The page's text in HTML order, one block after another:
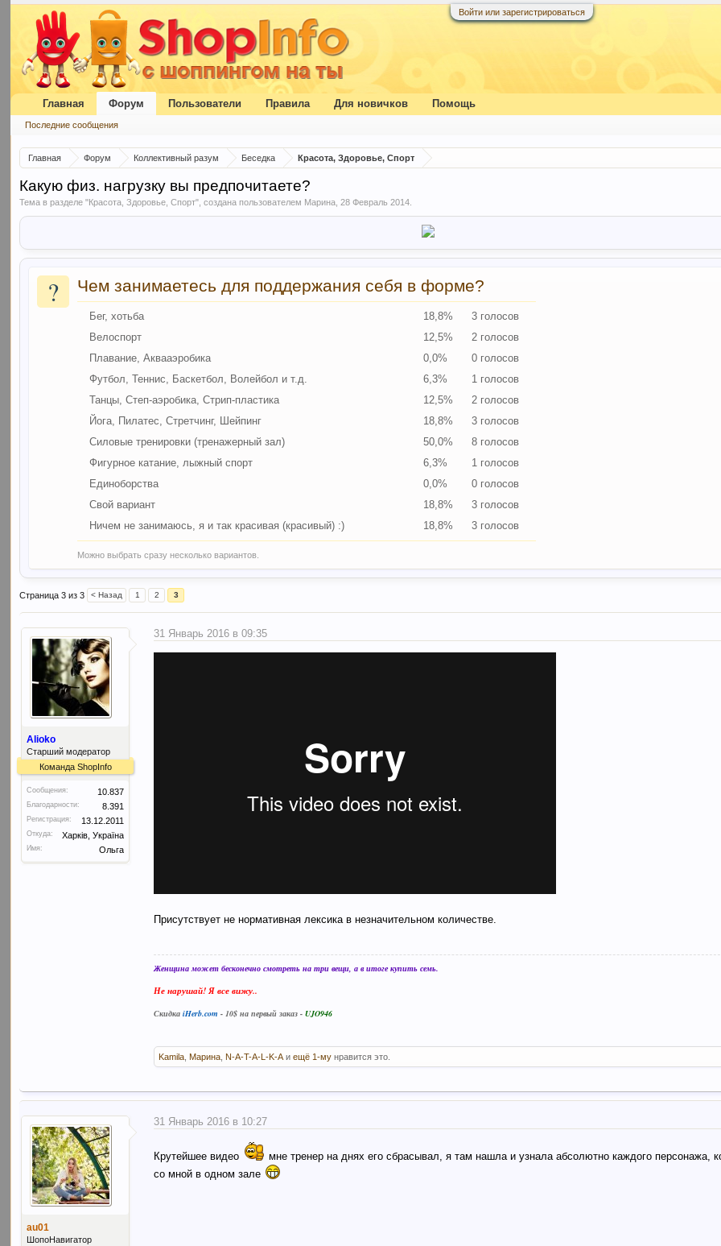
Войти или зарегистрироваться
Главная Форум Коллективный разум Беседка Красота, Здоровье, Спорт
Какую физ. нагрузку вы предпочитаете?
Тема в разделе "Красота, Здоровье, Спорт", создана пользователем Марина ,28 Февраль 2014
? Чем занимаетесь для поддержания себя в форме?
Бег, хотьба 18,8%
3 голосов
Велоспорт
12,5%
2 голосов
Плавание, Аквааэробика
0,0%
0 голосов
Футбол, Теннис, Баскетбол, Волейбол и т.д.
6,3%
1 голосов
Танцы, Степ-аэробика, Стрип-пластика
12,5%
2 голосов
Йога, Пилатес, Стретчинг, Шейпинг
18,8%
3 голосов
Силовые тренировки (тренажерный зал)
50,0%
8 голосов
Фигурное катание, лыжный спорт
6,3%
1 голосов
Единоборства
0,0%
0 голосов
Свой вариант
18,8%
3 голосов
Ничем не занимаюсь, я и так красивая (красивый) :)
18,8% 3 голосов
Можно выбрать сразу несколько вариантов.
Страница 3 из 3 < Назад 1 2 3
Alioko
Старший модератор
Команда ShopInfo
Сообщения: 10.837
Благодарности: 8.391
Регистрация: 13.12.2011
Откуда: Харків, Україна
Имя: Ольга
31 Январь 2016 в 09:35
Присутствует не нормативная лексика в незначительном количестве.
Женщина может бесконечно смотреть на три вещи, а в итоге купить семь.
Не нарушай! Я все вижу..
СкидкаiHerb.com - 10$ на первый заказ -UJO946
Kamila, Марина, N-A-T-A-L-K-Aиещё 1-му нравится это.
au01
ШопоНавигатор
31 Январь 2016 в 10:27
Крутейшее видео
мне тренер на днях его сбрасывал, я там нашла и узнала абсолютно каждого персонажа,
со мной в одном зале
Главная Форум
Последние сообщения
Пользователи Правила Для новичков Помощь